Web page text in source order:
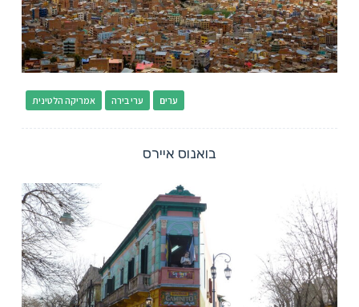
אמריקה הלטינית ערי בירה ערים
בואנוס איירס